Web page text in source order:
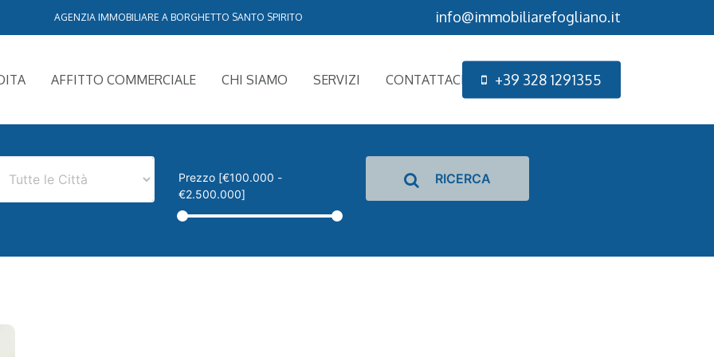
AGENZIA IMMOBILIARE A BORGHETTO SANTO SPIRITO info@immobiliarefogliano.it
AFFITTO COMMERCIALE CHI SIAMO SERVIZI CONTATTACI +39 328 1291355
Prezzo [€100.000 -
€2.500.000]
RICERCA